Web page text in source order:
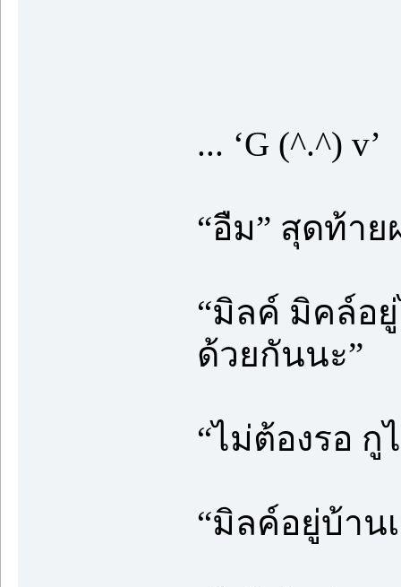
... ‘G (^.^) v’
“อืม” สุดท้า
“มิลค์ มิคล์อ
ด้วยกันนะ”
“ไม่ต้องรอ กู
“มิลค์อยู่บ้าน